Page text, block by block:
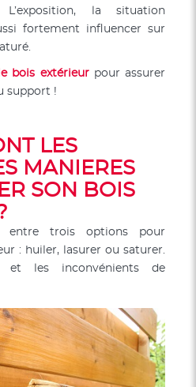
la situation
fortement influencer sur
bois extérieurpour assurer
support !
LES
MANIERES
SON BOIS
entre trois options pour
: huiler, lasurer ou saturer.
et les inconvénients de